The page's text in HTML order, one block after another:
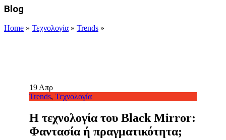
Blog
Home » Τεχνολογία » Trends »
19Απρ
Trends, Τεχνολογία
Η τεχνολογία του Black Mirror:
Φαντασία ή πραγματικότητα;